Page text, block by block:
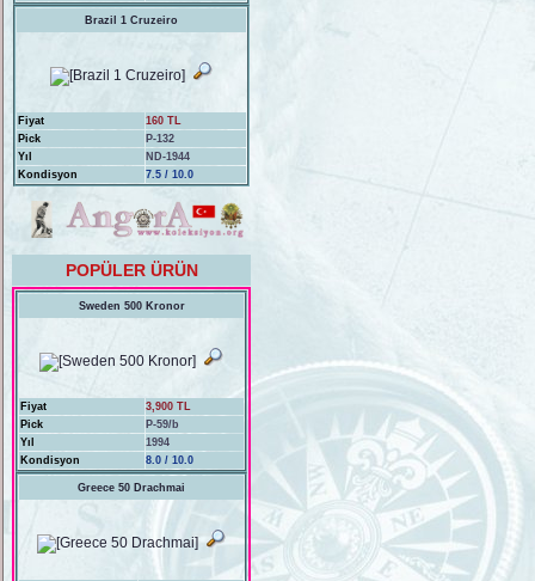
Brazil 1 Cruzeiro
Fiyat
160 TL
Pick
P-132
Yıl
ND-1944
Kondisyon
7.5 / 10.0
POPÜLER ÜRÜN
Sweden 500 Kronor
Fiyat
3,900 TL
Pick
P-59/b
Yıl
1994
Kondisyon
8.0 / 10.0
Greece 50 Drachmai